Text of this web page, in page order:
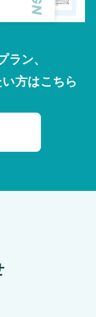
ラン、
方はこちら